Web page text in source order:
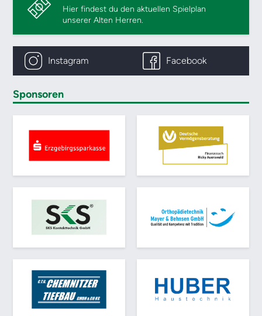
Hier findest du den aktuellen Spielplan
unserer Alten Herren.
Instagram Facebook
Sponsoren